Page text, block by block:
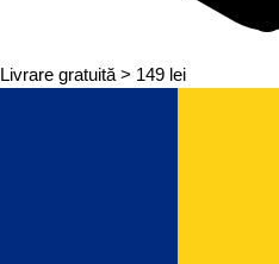
Livrare gratuită > 149 lei